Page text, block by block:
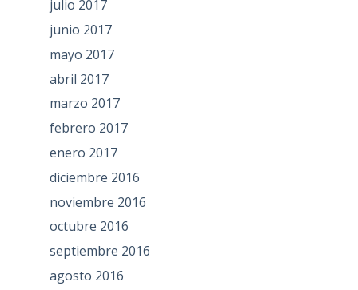
julio 2017
junio 2017
mayo 2017
abril 2017
marzo 2017
febrero 2017
enero 2017
diciembre 2016
noviembre 2016
octubre 2016
septiembre 2016
agosto 2016